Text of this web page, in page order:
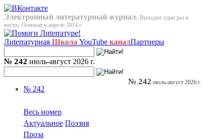
Электронный литературный журнал. Выходит один раз в
месяц. Основан в апреле 2014 г.
Лиterraтурная Школа YouTube каналПартнеры
№ 242 июль-август 2026 г.
№ 242
Весь номер
Актуальное Поэзия
Проза
№ 242 июль-август 2026 г.